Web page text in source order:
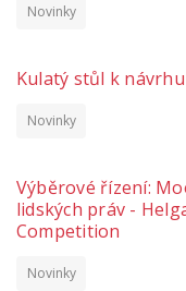
Novinky
Kulatý stůl k
Novinky
Výběrové řízení:
lidských práv -
Competition
Novinky